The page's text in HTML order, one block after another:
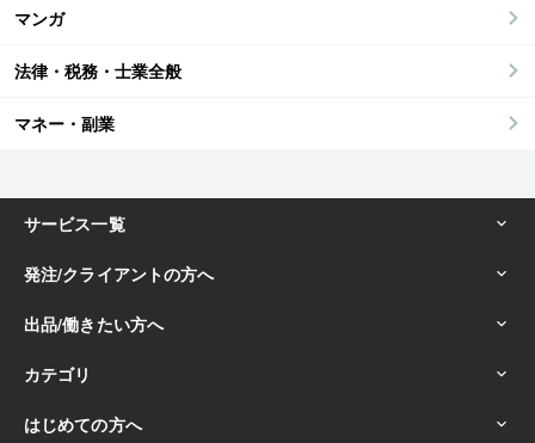
マンガ
法律・税務・士業全般
マネー・副業